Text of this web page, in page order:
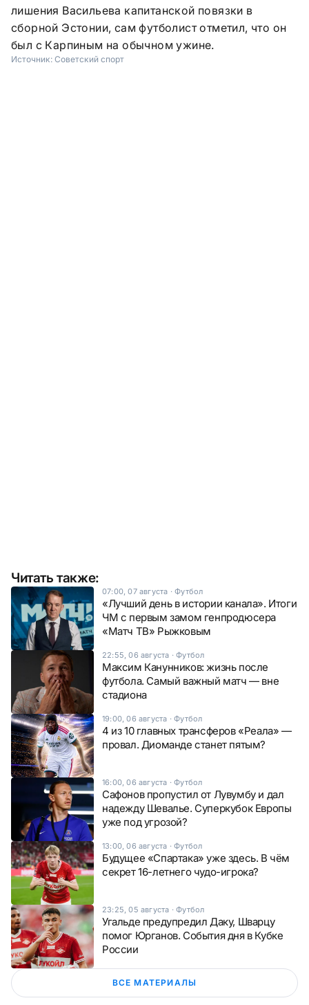
лишения Васильева капитанской повязки в
сборной Эстонии, сам футболист отметил, что он
был с Карпиным на обычном ужине.
Источник: Советский спорт
Читать также:
07:00, 07 августа ·Футбол
«Лучший день в истории канала». Итоги
ЧМ с первым замом генпродюсера
«Матч ТВ» Рыжковым
22:55, 06 августа ·Футбол
Максим Канунников: жизнь после
футбола. Самый важный матч — вне
стадиона
19:00, 06 августа ·Футбол
4 из 10 главных трансферов «Реала» —
провал. Диоманде станет пятым?
16:00, 06 августа ·Футбол
Сафонов пропустил от Лувумбу и дал
надежду Шевалье. Суперкубок Европы
уже под угрозой?
13:00, 06 августа ·Футбол
Будущее «Спартака» уже здесь. В чём
секрет 16-летнего чудо-игрока?
23:25, 05 августа ·Футбол
Угальде предупредил Даку, Шварцу
помог Юрганов. События дня в Кубке
России
ВСЕ МАТЕРИАЛЫ